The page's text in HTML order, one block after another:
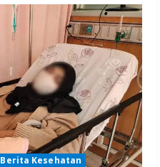
Berita Kesehatan